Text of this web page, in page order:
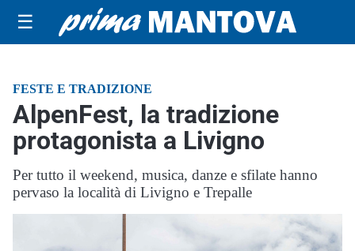
☰
FESTE E TRADIZIONE
AlpenFest, la tradizione
protagonista a Livigno
Per tutto il weekend, musica, danze e sfilate hanno
pervaso la località di Livigno e Trepalle